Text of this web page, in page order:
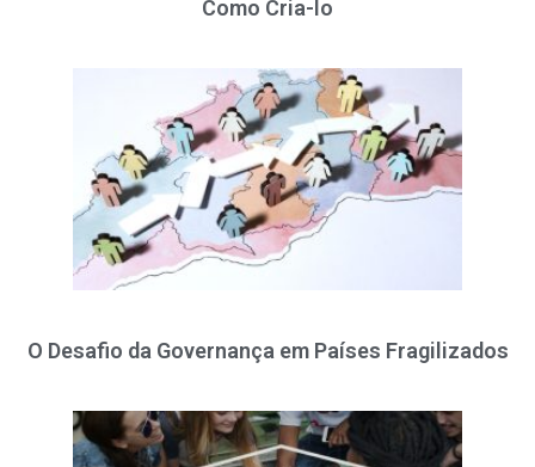
Como Cria-lo
O Desafio da Governança em Países Fragilizados